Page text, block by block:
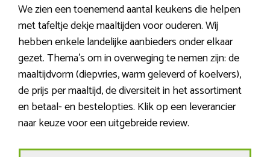
We zien een toenemend aantal keukens die helpen
met tafeltje dekje maaltijden voor ouderen. Wij
hebben enkele landelijke aanbieders onder elkaar
gezet. Thema’s om in overweging te nemen zijn: de
maaltijdvorm (diepvries, warm geleverd of koelvers),
de prijs per maaltijd, de diversiteit in het assortiment
en betaal- en bestelopties. Klik op een leverancier
naar keuze voor een uitgebreide review.